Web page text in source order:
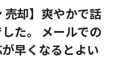
売却】爽やかで話
た。 メールでの
早くなるとよい